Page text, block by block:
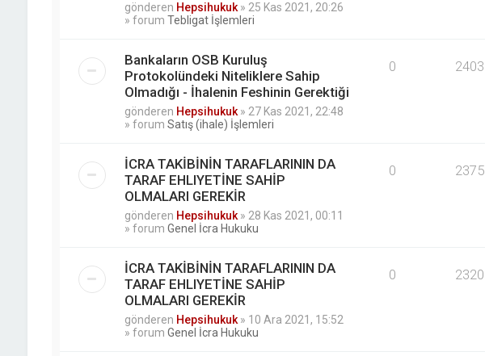
gönderen Hepsihukuk» 25 Kas 2021, 20:26
» forum Tebligat İşlemleri
Bankaların OSB Kuruluş
Protokolündeki Niteliklere Sahip
Olmadığı - İhalenin Feshinin Gerektiği
gönderen Hepsihukuk» 27 Kas 2021, 22:48
» forum Satış (ihale) İşlemleri
0 2403
İCRA TAKİBİNİN TARAFLARININ DA
TARAF EHLIYETİNE SAHİP
OLMALARI GEREKİR
gönderen Hepsihukuk» 28 Kas 2021, 00:11
» forum Genel İcra Hukuku
0 2375
İCRA TAKİBİNİN TARAFLARININ DA
TARAF EHLIYETİNE SAHİP
OLMALARI GEREKİR
gönderen Hepsihukuk» 10 Ara 2021, 15:52
» forum Genel İcra Hukuku
0 2320